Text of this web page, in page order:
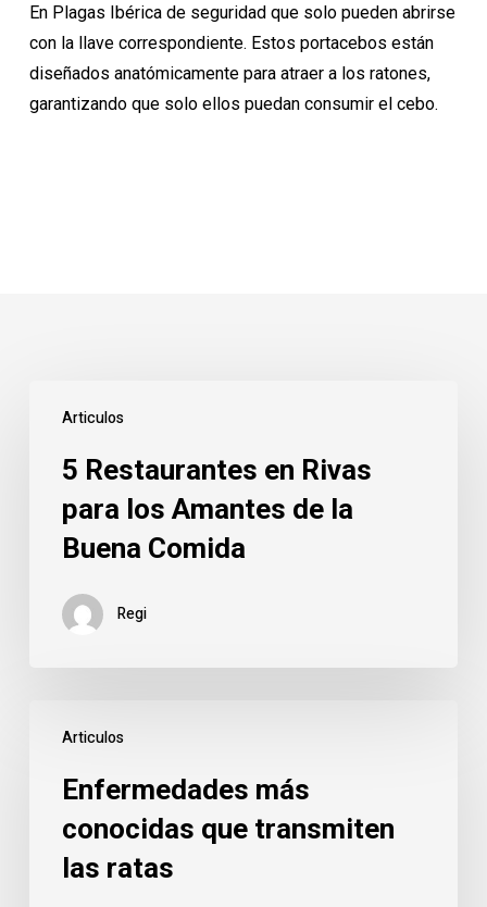
En Plagas Ibérica de seguridad que solo pueden abrirse
con la llave correspondiente. Estos portacebos están
diseñados anatómicamente para atraer a los ratones,
garantizando que solo ellos puedan consumir el cebo.
Articulos
Restaurantes
Rivas5 Restaurantes en Rivas
para los Amantes de la
Buena Comida
Regi
Articulos
conocidas
transmiten
Enfermedades más
conocidas que transmiten
las ratas